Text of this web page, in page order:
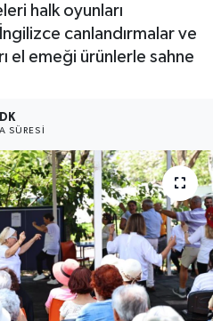
halk oyunları
canlandırmalar ve
el emeği ürünlerle sahne
SÜRESI